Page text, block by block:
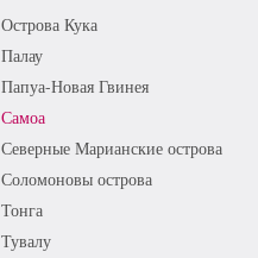
Острова Кука
Палау
Папуа-Новая Гвинея
Самоа
Северные Марианские острова
Соломоновы острова
Тонга
Тувалу